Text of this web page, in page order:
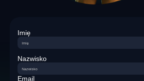
Imię
Nazwisko
Email